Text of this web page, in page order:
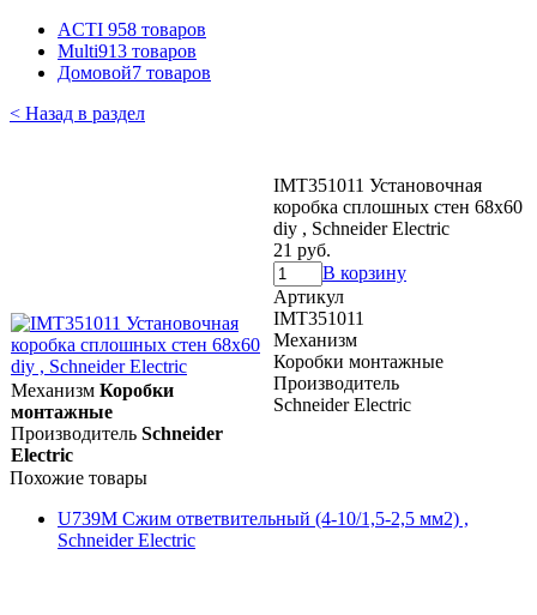
ACTI 958 товаров
Multi913 товаров
Домовой7 товаров
< Назад в раздел
IMT351011 Установочная
коробка сплошных стен 68x60
diy , Schneider Electric
21 руб.
В корзину
Артикул
IMT351011
Механизм
Коробки монтажные
Производитель
Schneider Electric
Механизм Коробки
монтажные
Производитель Schneider
Electric
Похожие товары
U739M Сжим ответвительный (4-10/1,5-2,5 мм2) ,
Schneider Electric